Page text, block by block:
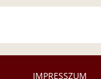
IMPRESSZUM